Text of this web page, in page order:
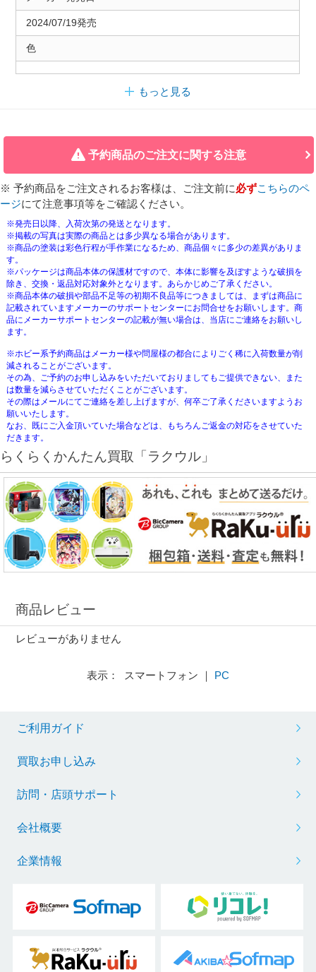
2024/07/19発売
色
もっと見る
予約商品のご注文に関する注意
※ 予約商品をご注文されるお客様は、ご注文前に必ずこちらのペ
ージにて注意事項等をご確認ください。
※発売日以降、入荷次第の発送となります。
※掲載の写真は実際の商品とは多少異なる場合があります。
※商品の塗装は彩色行程が手作業になるため、商品個々に多少の差異がありま
す。
※パッケージは商品本体の保護材ですので、本体に影響を及ぼすような破損を
除き、交換・返品対応対象外となります。あらかじめご了承ください。
※商品本体の破損や部品不足等の初期不良品等につきましては、まずは商品に
記載されていますメーカーのサポートセンターにお問合せをお願いします。商
品にメーカーサポートセンターの記載が無い場合は、当店にご連絡をお願いし
ます。
※ホビー系予約商品はメーカー様や問屋様の都合によりごく稀に入荷数量が削
減されることがございます。
その為、ご予約のお申し込みをいただいておりましてもご提供できない、また
は数量を減らさせていただくことがございます。
その際はメールにてご連絡を差し上げますが、何卒ご了承くださいますようお
願いいたします。
なお、既にご入金頂いていた場合などは、もちろんご返金の対応をさせていた
だきます。
らくらくかんたん買取「ラクウル」
商品レビュー
レビューがありません
表示： スマートフォン ｜ PC
ご利用ガイド
買取お申し込み
訪問・店頭サポート
会社概要
企業情報